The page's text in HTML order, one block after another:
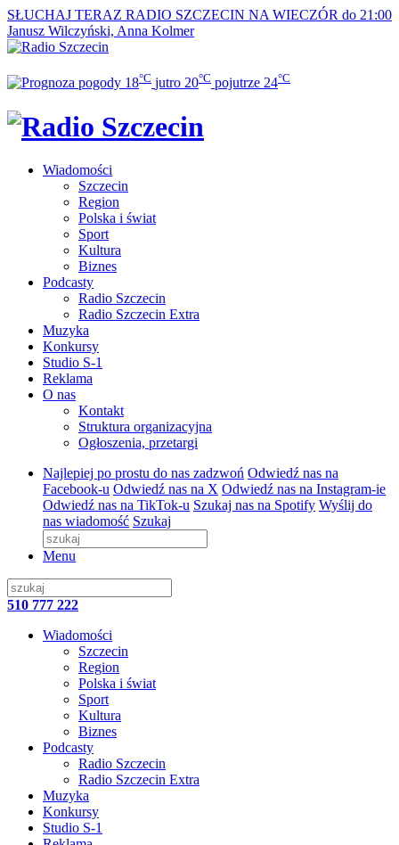
SŁUCHAJ TERAZ RADIO SZCZECIN NA WIECZÓR do 21:00
Janusz Wilczyński, Anna Kolmer
18°C jutro 20°C pojutrze 24°C
Wiadomości
Szczecin
Region
Polska i świat
Sport
Kultura
Biznes
Podcasty
Radio Szczecin
Radio Szczecin Extra
Muzyka
Konkursy
Studio S-1
Reklama
O nas
Kontakt
Struktura organizacyjna
Ogłoszenia, przetargi
Najlepiej po prostu do nas zadzwoń Odwiedź nas na
Facebook-u Odwiedź nas na X Odwiedź nas na Instagram-ie
Odwiedź nas na TikTok-u Szukaj nas na Spotify Wyślij do
nas wiadomość Szukaj
Menu
510 777 222
Wiadomości
Szczecin
Region
Polska i świat
Sport
Kultura
Biznes
Podcasty
Radio Szczecin
Radio Szczecin Extra
Muzyka
Konkursy
Studio S-1